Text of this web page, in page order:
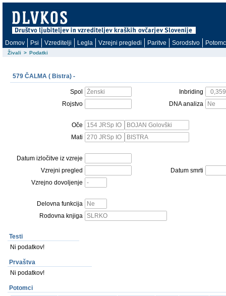
Domov Psi Vzreditelji Legla Vzrejni pregledi Paritve Sorodstvo
Živali > Podatki
579 ČALMA ( Bistra) -
Spol
Inbriding
Rojstvo
DNA analiza
Oče
Mati
Datum izločitve iz vzreje
Vzrejni pregled
Datum smrti
Vzrejno dovoljenje
Delovna funkcija
Rodovna knjiga
Testi
Ni podatkov!
Prvaštva
Ni podatkov!
Potomci